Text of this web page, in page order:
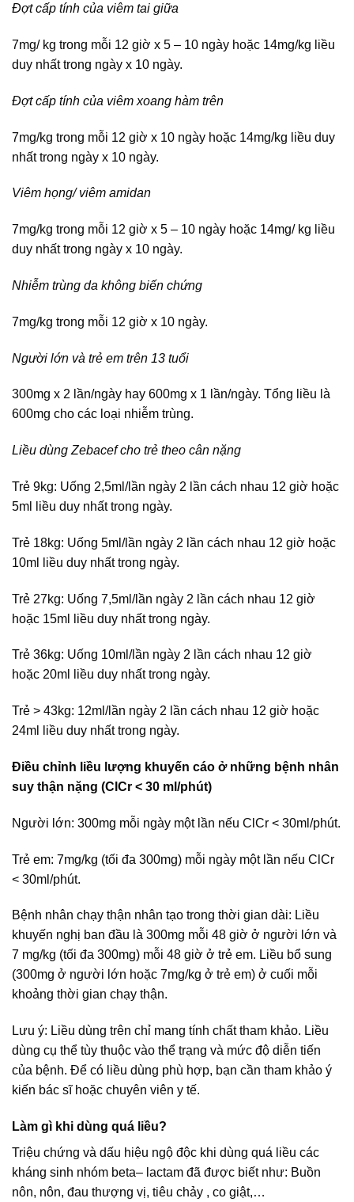
Đợt cấp tính của viêm tai giữa
7mg/ kg trong mỗi 12 giờ x 5 – 10 ngày hoặc 14mg/kg liều
duy nhất trong ngày x 10 ngày.
Đợt cấp tính của viêm xoang hàm trên
7mg/kg trong mỗi 12 giờ x 10 ngày hoặc 14mg/kg liều duy
nhất trong ngày x 10 ngày.
Viêm họng/ viêm amidan
7mg/kg trong mỗi 12 giờ x 5 – 10 ngày hoặc 14mg/ kg liều
duy nhất trong ngày x 10 ngày.
Nhiễm trùng da không biến chứng
7mg/kg trong mỗi 12 giờ x 10 ngày.
Người lớn và trẻ em trên 13 tuổi
300mg x 2 lần/ngày hay 600mg x 1 lần/ngày. Tổng liều là
600mg cho các loại nhiễm trùng.
Liều dùng Zebacef cho trẻ theo cân nặng
Trẻ 9kg: Uống 2,5ml/lần ngày 2 lần cách nhau 12 giờ hoặc
5ml liều duy nhất trong ngày.
Trẻ 18kg: Uống 5ml/lần ngày 2 lần cách nhau 12 giờ hoặc
10ml liều duy nhất trong ngày.
Trẻ 27kg: Uống 7,5ml/lần ngày 2 lần cách nhau 12 giờ
hoặc 15ml liều duy nhất trong ngày.
Trẻ 36kg: Uống 10ml/lần ngày 2 lần cách nhau 12 giờ
hoặc 20ml liều duy nhất trong ngày.
Trẻ > 43kg: 12ml/lần ngày 2 lần cách nhau 12 giờ hoặc
24ml liều duy nhất trong ngày.
Điều chỉnh liều lượng khuyến cáo ở những bệnh nhân
suy thận nặng (ClCr < 30 ml/phút)
Người lớn: 300mg mỗi ngày một lần nếu ClCr < 30ml/phút.
Trẻ em: 7mg/kg (tối đa 300mg) mỗi ngày một lần nếu ClCr
< 30ml/phút.
Bệnh nhân chạy thận nhân tạo trong thời gian dài: Liều
khuyến nghị ban đầu là 300mg mỗi 48 giờ ở người lớn và
7 mg/kg (tối đa 300mg) mỗi 48 giờ ở trẻ em. Liều bổ sung
(300mg ở người lớn hoặc 7mg/kg ở trẻ em) ở cuối mỗi
khoảng thời gian chạy thận.
Lưu ý: Liều dùng trên chỉ mang tính chất tham khảo. Liều
dùng cụ thể tùy thuộc vào thể trạng và mức độ diễn tiến
của bệnh. Để có liều dùng phù hợp, bạn cần tham khảo ý
kiến bác sĩ hoặc chuyên viên y tế.
Làm gì khi dùng quá liều?
Triệu chứng và dấu hiệu ngộ độc khi dùng quá liều các
kháng sinh nhóm beta– lactam đã được biết như: Buồn
nôn, nôn, đau thượng vị, tiêu chảy , co giật,…